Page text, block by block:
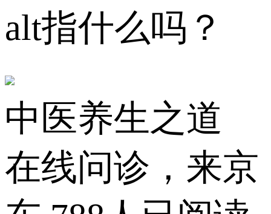
alt指什么吗？
中医养生之道
在线问诊，来京